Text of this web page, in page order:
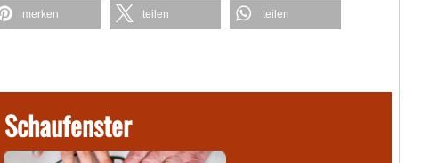
merken teilen teilen
Schaufenster